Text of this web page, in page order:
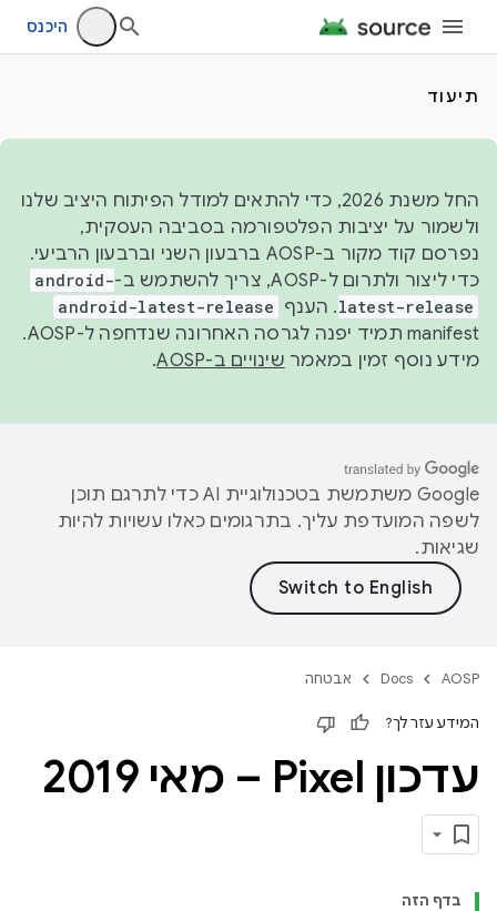
היכנס
תיעוד
החל משנת 2026, כדי להתאים למודל הפיתוח היציב שלנו
ולשמור על יציבות הפלטפורמה בסביבה העסקית,
נפרסם קוד מקור ב-AOSP ברבעון השני וברבעון הרביעי.
כדי ליצור ולתרום ל-AOSP, צריך להשתמש ב-
android-
latest-release. הענף android-latest-release
manifest תמיד יפנה לגרסה האחרונה שנדחפה ל-AOSP.
מידע נוסף זמין במאמר שינויים ב-AOSP .
‫Google משתמשת בטכנולוגיית AI כדי לתרגם תוכן
לשפה המועדפת עליך. בתרגומים כאלו עשויות להיות
שגיאות.
AOSP
Docs אבטחה
המידע עזר לך?
עדכון Pixel – מאי 2019
בדף הזה